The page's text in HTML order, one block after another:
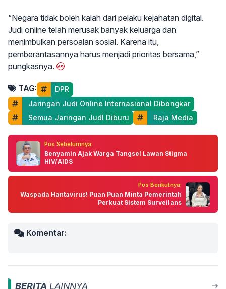
“Negara tidak boleh kalah dari pelaku kejahatan digital.
Judi online telah merusak banyak keluarga dan
menimbulkan persoalan sosial. Karena itu,
pemberantasannya harus menjadi prioritas bersama,”
pungkasnya.
TAG:
DPR
Jaringan Judi Online Internasional Dibongkar
Semua Jaringan Judl Diburu
Raja Media
Pos Sebelumnya:
Benyamin Ajak Warga Tangsel Lawan Stigma
HIV/AIDS
Pos Berikutnya:
Waspada Hantavirus! Puan Puan Minta Pemerintah
Perkuat Sistem Surveilans
Komentar:
BERITA LAINNYA